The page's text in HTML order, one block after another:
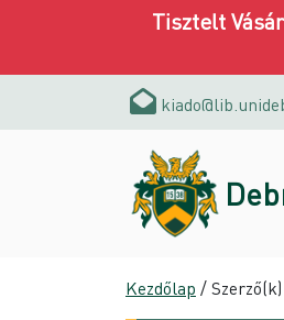
Tisztelt
Kezdőlap /